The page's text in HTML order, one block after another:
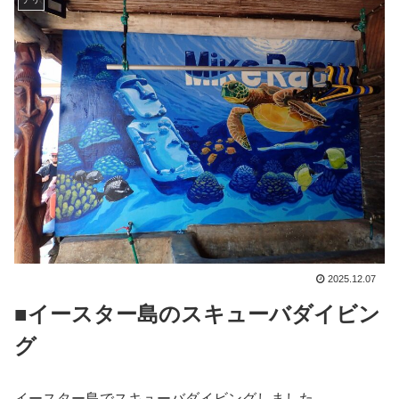
2025.12.07
■イースター島のスキューバダイビン
グ